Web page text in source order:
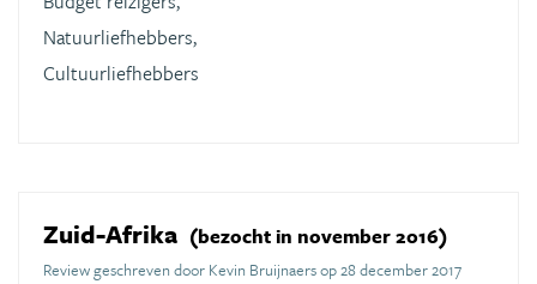
Natuurliefhebbers,
Cultuurliefhebbers
Zuid-Afrika (bezocht in november 2016)
Review geschreven door Kevin Bruijnaers op 28 december 2017